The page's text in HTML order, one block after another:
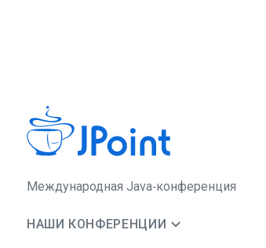
Международная Java‑конференция
НАШИ КОНФЕРЕНЦИИ